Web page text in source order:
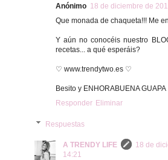
Anónimo 18 de diciembre de
Que monada de chaqueta!!! Me
Y aún no conocéis nuestro
recetas... a qué esperáis?
♡ www.trendytwo.es ♡
Besito y ENHORABUENA GUAPA
Responder Eliminar
Respuestas
A TRENDY LIFE
18 de
14:21